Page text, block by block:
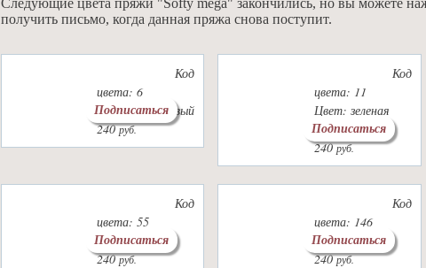
получить письмо, когда данная пряжа снова поступит.
Код
цвета: 6
Цвет: оранжевый
240руб.
Подписаться
Код
цвета: 11
Цвет: зеленая
фисташка
240руб.
Подписаться
Код
цвета: 55
Цвет: белый
240руб.
Подписаться
Код
цвета: 146
Цвет: лаванда
240руб.
Подписаться